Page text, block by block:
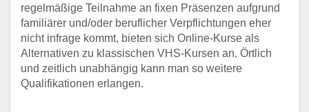
regelmäßige Teilnahme an fixen Präsenzen aufgrund
familiärer und/oder beruflicher Verpflichtungen eher
nicht infrage kommt, bieten sich Online-Kurse als
Alternativen zu klassischen VHS-Kursen an. Örtlich
und zeitlich unabhängig kann man so weitere
Qualifikationen erlangen.